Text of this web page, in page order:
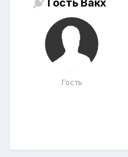
Гость Вакх
Гость